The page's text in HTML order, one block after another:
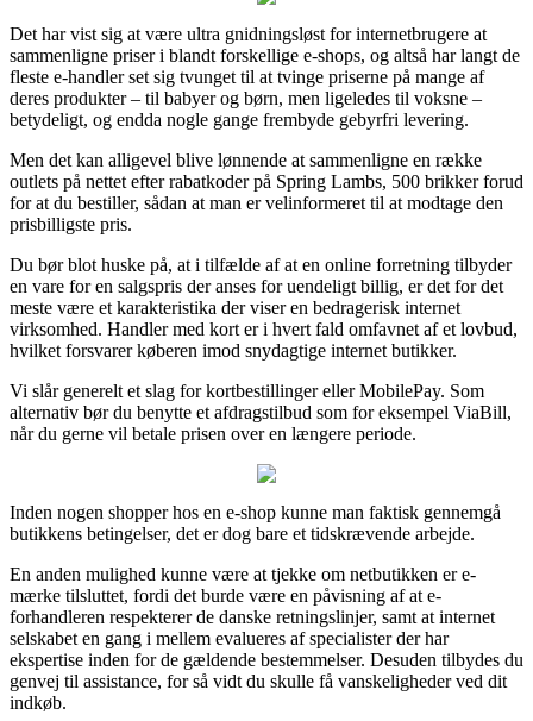
Det har vist sig at være ultra gnidningsløst for internetbrugere at
sammenligne priser i blandt forskellige e-shops, og altså har langt de
fleste e-handler set sig tvunget til at tvinge priserne på mange af
deres produkter – til babyer og børn, men ligeledes til voksne –
betydeligt, og endda nogle gange frembyde gebyrfri levering.
Men det kan alligevel blive lønnende at sammenligne en række
outlets på nettet efter rabatkoder på Spring Lambs, 500 brikker forud
for at du bestiller, sådan at man er velinformeret til at modtage den
prisbilligste pris.
Du bør blot huske på, at i tilfælde af at en online forretning tilbyder
en vare for en salgspris der anses for uendeligt billig, er det for det
meste være et karakteristika der viser en bedragerisk internet
virksomhed. Handler med kort er i hvert fald omfavnet af et lovbud,
hvilket forsvarer køberen imod snydagtige internet butikker.
Vi slår generelt et slag for kortbestillinger eller MobilePay. Som
alternativ bør du benytte et afdragstilbud som for eksempel ViaBill,
når du gerne vil betale prisen over en længere periode.
Inden nogen shopper hos en e-shop kunne man faktisk gennemgå
butikkens betingelser, det er dog bare et tidskrævende arbejde.
En anden mulighed kunne være at tjekke om netbutikken er e-
mærke tilsluttet, fordi det burde være en påvisning af at e-
forhandleren respekterer de danske retningslinjer, samt at internet
selskabet en gang i mellem evalueres af specialister der har
ekspertise inden for de gældende bestemmelser. Desuden tilbydes du
genvej til assistance, for så vidt du skulle få vanskeligheder ved dit
indkøb.